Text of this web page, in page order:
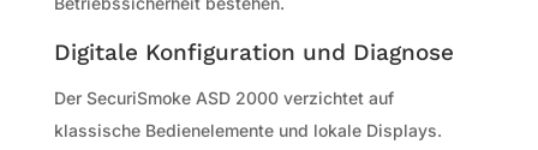
Digitale Konfiguration und Diagnose
Der SecuriSmoke ASD 2000 verzichtet auf
klassische Bedienelemente und lokale Displays.